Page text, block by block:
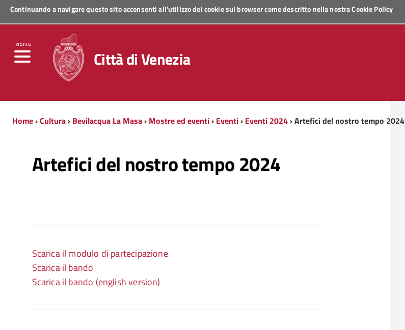
Continuando a navigare questo sito acconsenti all'utilizzo dei cookie sul browser come descritto nella nostraCookie Policy
MENU
Regione Veneto
Città di Venezia
Home›Cultura› Bevilacqua La Masa› Mostre ed eventi› Eventi› Eventi 2024› Artefici del nostro tempo 2024
Artefici del nostro tempo 2024
Scarica il modulo di partecipazione
Scarica il bando
Scarica il bando (english version)